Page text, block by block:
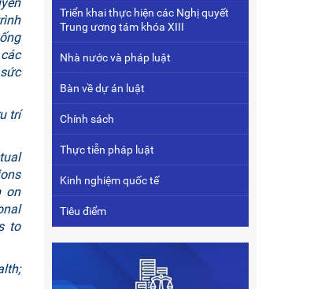
trí
on
to
Triển khai thực hiện các Nghị quyết
Trung ương tám khóa XIII
Nhà nước và pháp luật
Bàn về dự án luật
Chính sách
Thực tiễn pháp luật
Kinh nghiệm quốc tế
Tiêu điểm